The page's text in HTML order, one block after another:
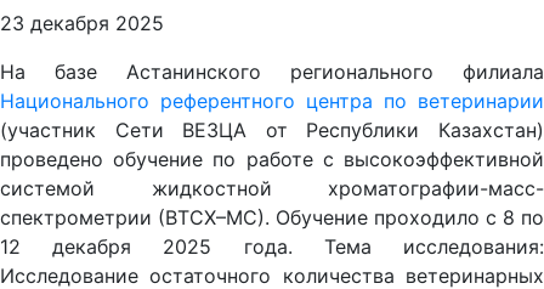
23 декабря 2025
На базе Астанинского регионального филиала
Национального референтного центра по ветеринарии
(участник Сети ВЕЗЦА от Республики Казахстан)
проведено обучение по работе с высокоэффективной
системой жидкостной хроматографии-масс-
спектрометрии (ВТСХ–МС). Обучение проходило с 8 по
12 декабря 2025 года. Тема исследования:
Исследование остаточного количества ветеринарных